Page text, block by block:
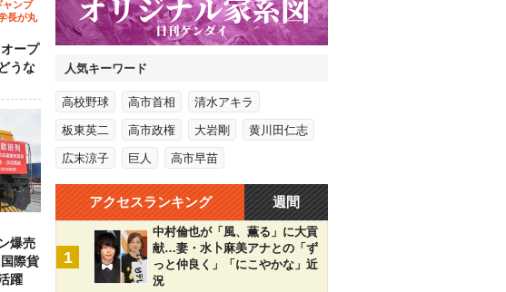
ャンブ
長が丸
ープ
うな
爆売
際貨
躍
人気キーワード
高校野球 高市首相 清水アキラ
板東英二 高市政権 大岩剛 黄川田仁志
広末涼子 巨人 高市早苗
アクセスランキング 週間
1
中村倫也が「風、薫る」に大貢
献…妻・水卜麻美アナとの「ず
っと仲良く」「にこやかな」近
況